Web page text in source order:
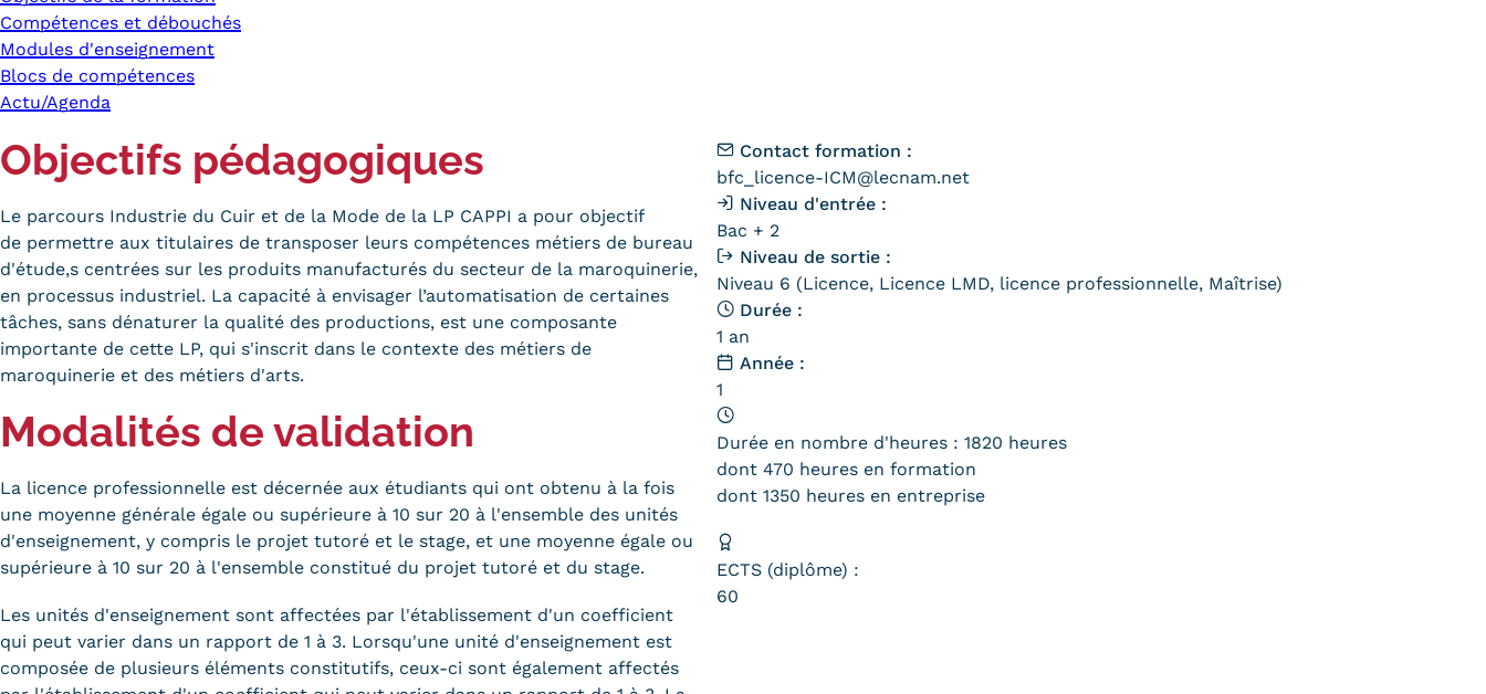
Compétences et débouchés
Modules d'enseignement
Blocs de compétences
Actu/Agenda
Objectifs pédagogiques
Le parcours Industrie du Cuir et de la Mode de la LP CAPPI a pour objectif
de permettre aux titulaires de transposer leurs compétences métiers de bureau
d'étude,s centrées sur les produits manufacturés du secteur de la maroquinerie,
en processus industriel. La capacité à envisager l’automatisation de certaines
tâches, sans dénaturer la qualité des productions, est une composante
importante de cette LP, qui s'inscrit dans le contexte des métiers de
maroquinerie et des métiers d'arts.
Modalités de validation
La licence professionnelle est décernée aux étudiants qui ont obtenu à la fois
une moyenne générale égale ou supérieure à 10 sur 20 à l'ensemble des unités
d'enseignement, y compris le projet tutoré et le stage, et une moyenne égale ou
supérieure à 10 sur 20 à l'ensemble constitué du projet tutoré et du stage.
Les unités d'enseignement sont affectées par l'établissement d'un coefficient
qui peut varier dans un rapport de 1 à 3. Lorsqu'une unité d'enseignement est
composée de plusieurs éléments constitutifs, ceux-ci sont également affectés
Contact formation :
bfc_licence-ICM@lecnam.net
Niveau d'entrée :
Bac + 2
Niveau de sortie :
Niveau 6 (Licence, Licence LMD, licence professionnelle, Maîtrise)
Durée :
1 an
Année :
1
Durée en nombre d'heures : 1820 heures
dont 470 heures en formation
dont 1350 heures en entreprise
ECTS (diplôme) :
60